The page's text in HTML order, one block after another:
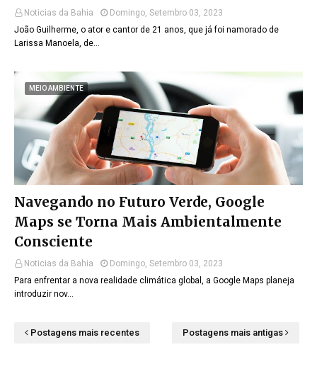
Noticias da Bahia
Domingo, Setembro 03, 2023
João Guilherme, o ator e cantor de 21 anos, que já foi namorado de
Larissa Manoela, de…
MEIO AMBIENTE
Navegando no Futuro Verde, Google
Maps se Torna Mais Ambientalmente
Consciente
Noticias da Bahia
Domingo, Setembro 03, 2023
Para enfrentar a nova realidade climática global, a Google Maps planeja
introduzir nov…
Postagens mais recentes Postagens mais antigas